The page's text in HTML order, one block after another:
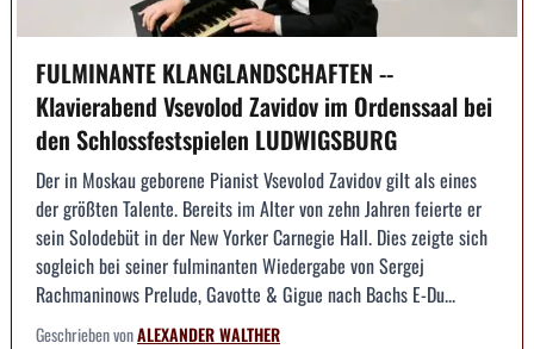
FULMINANTE KLANGLANDSCHAFTEN --
Klavierabend Vsevolod Zavidov im Ordenssaal bei
den Schlossfestspielen LUDWIGSBURG
Der in Moskau geborene Pianist Vsevolod Zavidov gilt als eines
der größten Talente. Bereits im Alter von zehn Jahren feierte er
sein Solodebüt in der New Yorker Carnegie Hall. Dies zeigte sich
sogleich bei seiner fulminanten Wiedergabe von Sergej
Rachmaninows Prelude, Gavotte & Gigue nach Bachs E-Du...
Geschrieben vonALEXANDER WALTHER